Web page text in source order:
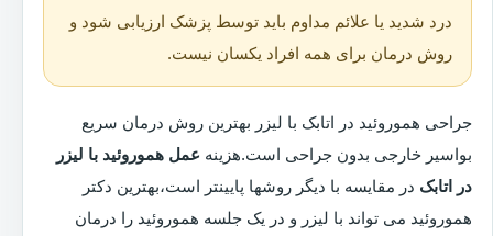
درد شدید یا علائم مداوم باید توسط پزشک ارزیابی شود و
روش درمان برای همه افراد یکسان نیست.
جراحی هموروئید در اتابک با لیزر بهترین روش درمان سریع
بواسیر خارجی بدون جراحی است.هزینه عمل هموروئید با لیزر
در اتابک در مقایسه با دیگر روشها پایینتر است،بهترین دکتر
هموروئید می تواند با لیزر و در یک جلسه هموروئید را درمان